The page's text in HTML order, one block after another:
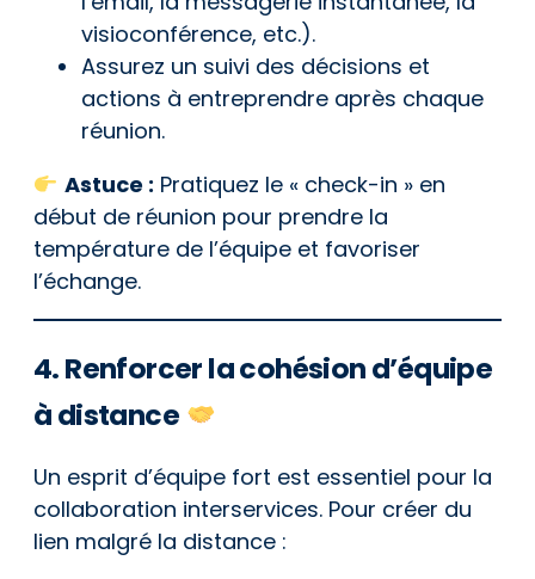
visioconférence, etc.).
Assurez un suivi des décisions et
actions à entreprendre après chaque
réunion.
Astuce : Pratiquez le « check-in » en
début de réunion pour prendre la
température de l’équipe et favoriser
l’échange.
4. Renforcer la cohésion d’équipe
à distance
Un esprit d’équipe fort est essentiel pour la
collaboration interservices. Pour créer du
lien malgré la distance :